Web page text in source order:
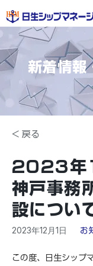
新着情報
< 戻る
2023年
神戸事務
設につい
2023年12月1日 お
この度、日生シップ